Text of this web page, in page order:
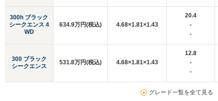
300h ブラック
シークエンス 4
WD
300 ブラック
シークエンス
634.9万円(税込) 4.68×1.81×1.43
20.4
-
-
531.8万円(税込) 4.68×1.81×1.43
12.8
-
-
グレード一覧を全て見る